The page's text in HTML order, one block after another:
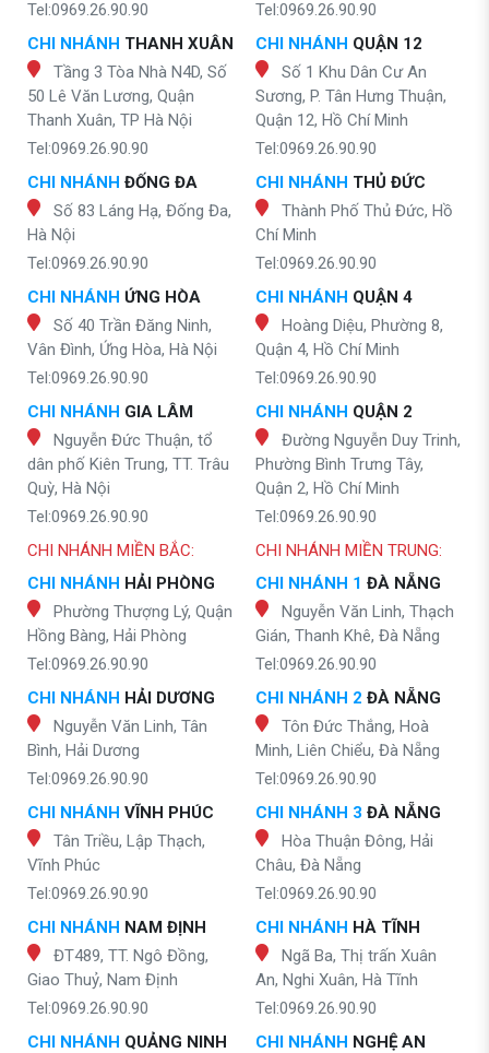
Tel:0969.26.90.90
CHI NHÁNH THANH XUÂN
Tầng 3 Tòa Nhà N4D, Số
50 Lê Văn Lương, Quận
Thanh Xuân, TP Hà Nội
Tel:0969.26.90.90
CHI NHÁNH ĐỐNG ĐA
Số 83 Láng Hạ, Đống Đa,
Hà Nội
Tel:0969.26.90.90
CHI NHÁNH ỨNG HÒA
Số 40 Trần Đăng Ninh,
Vân Đình, Ứng Hòa, Hà Nội
Tel:0969.26.90.90
CHI NHÁNH GIA LÂM
Nguyễn Đức Thuận, tổ
dân phố Kiên Trung, TT. Trâu
Quỳ, Hà Nội
Tel:0969.26.90.90
Tel:0969.26.90.90
CHI NHÁNH QUẬN 12
Số 1 Khu Dân Cư An
Sương, P. Tân Hưng Thuận,
Quận 12, Hồ Chí Minh
Tel:0969.26.90.90
CHI NHÁNH THỦ ĐỨC
Thành Phố Thủ Đức, Hồ
Chí Minh
Tel:0969.26.90.90
CHI NHÁNH QUẬN 4
Hoàng Diệu, Phường 8,
Quận 4, Hồ Chí Minh
Tel:0969.26.90.90
CHI NHÁNH QUẬN 2
Đường Nguyễn Duy Trinh,
Phường Bình Trưng Tây,
Quận 2, Hồ Chí Minh
Tel:0969.26.90.90
CHI NHÁNH MIỀN BẮC:
CHI NHÁNH HẢI PHÒNG
Phường Thượng Lý, Quận
Hồng Bàng, Hải Phòng
Tel:0969.26.90.90
CHI NHÁNH HẢI DƯƠNG
Nguyễn Văn Linh, Tân
Bình, Hải Dương
Tel:0969.26.90.90
CHI NHÁNH VĨNH PHÚC
Tân Triều, Lập Thạch,
Vĩnh Phúc
Tel:0969.26.90.90
CHI NHÁNH NAM ĐỊNH
ĐT489, TT. Ngô Đồng,
Giao Thuỷ, Nam Định
Tel:0969.26.90.90
CHI NHÁNH QUẢNG NINH
CHI NHÁNH MIỀN TRUNG:
CHI NHÁNH 1 ĐÀ NẴNG
Nguyễn Văn Linh, Thạch
Gián, Thanh Khê, Đà Nẵng
Tel:0969.26.90.90
CHI NHÁNH 2 ĐÀ NẴNG
Tôn Đức Thắng, Hoà
Minh, Liên Chiểu, Đà Nẵng
Tel:0969.26.90.90
CHI NHÁNH 3 ĐÀ NẴNG
Hòa Thuận Đông, Hải
Châu, Đà Nẵng
Tel:0969.26.90.90
CHI NHÁNH HÀ TĨNH
Ngã Ba, Thị trấn Xuân
An, Nghi Xuân, Hà Tĩnh
Tel:0969.26.90.90
CHI NHÁNH NGHỆ AN